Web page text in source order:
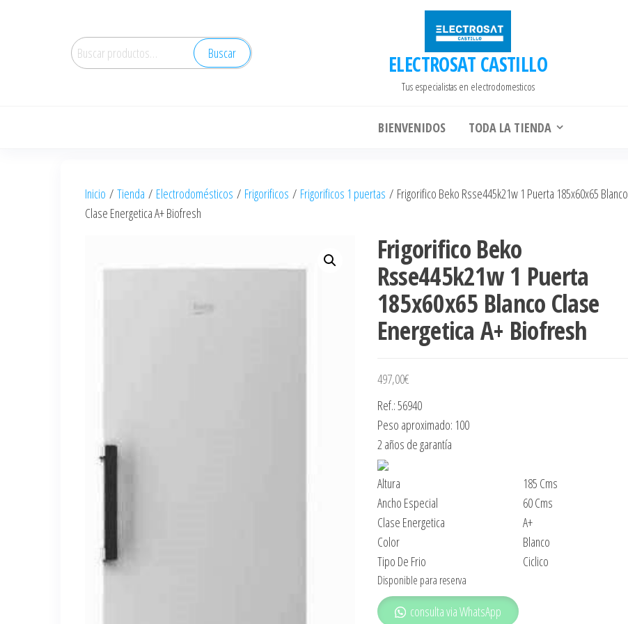
Buscar
por:
Buscar ELECTROSAT CASTILLO
Tus especialistas en electrodomesticos
BIENVENIDOS TODA LA TIENDA
Inicio / Tienda / Electrodomésticos / Frigorificos / Frigorificos 1 puertas / Frigorifico Beko Rsse445k21w 1 Puerta 185x60x65 Blanco
Clase Energetica A+ Biofresh
Frigorifico Beko
Rsse445k21w 1 Puerta
185x60x65 Blanco Clase
Energetica A+ Biofresh
497,00€
Ref.: 56940
Peso aproximado: 100
2 años de garantía
Altura
185 Cms
Ancho Especial
60 Cms
Clase Energetica
A+
Color
Blanco
Tipo De Frio
Ciclico
Disponible para reserva
consulta via WhatsApp